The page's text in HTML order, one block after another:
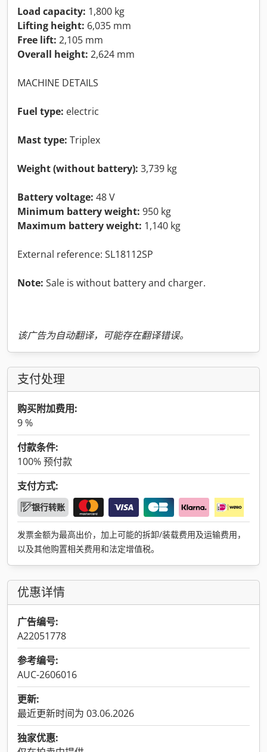
Load capacity: 1,800 kg
Lifting height: 6,035 mm
Free lift: 2,105 mm
Overall height: 2,624 mm
MACHINE DETAILS
Fuel type: electric
Mast type: Triplex
Weight (without battery): 3,739 kg
Battery voltage: 48 V
Minimum battery weight: 950 kg
Maximum battery weight: 1,140 kg
External reference: SL18112SP
Note: Sale is without battery and charger.
该广告为自动翻译，可能存在翻译错误。
支付处理
购买附加费用:
9 %
付款条件:
100% 预付款
支付方式:
银行转账
发票金额为最高出价，加上可能的拆卸/装载费用及运输费用，
以及其他购置相关费用和法定增值税。
优惠详情
广告编号:
A22051778
参考编号:
AUC-2606016
更新:
最近更新时间为 03.06.2026
独家优惠: